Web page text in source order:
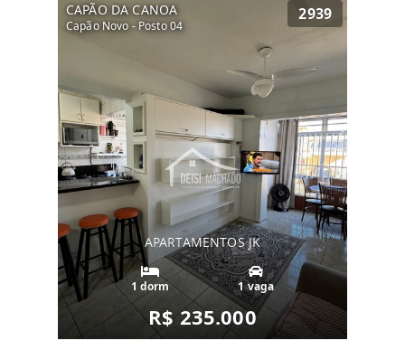
CAPÃO DA CANOA
Capão Novo - Posto 04
2939
APARTAMENTOS JK
1 dorm 1 vaga
R$ 235.000